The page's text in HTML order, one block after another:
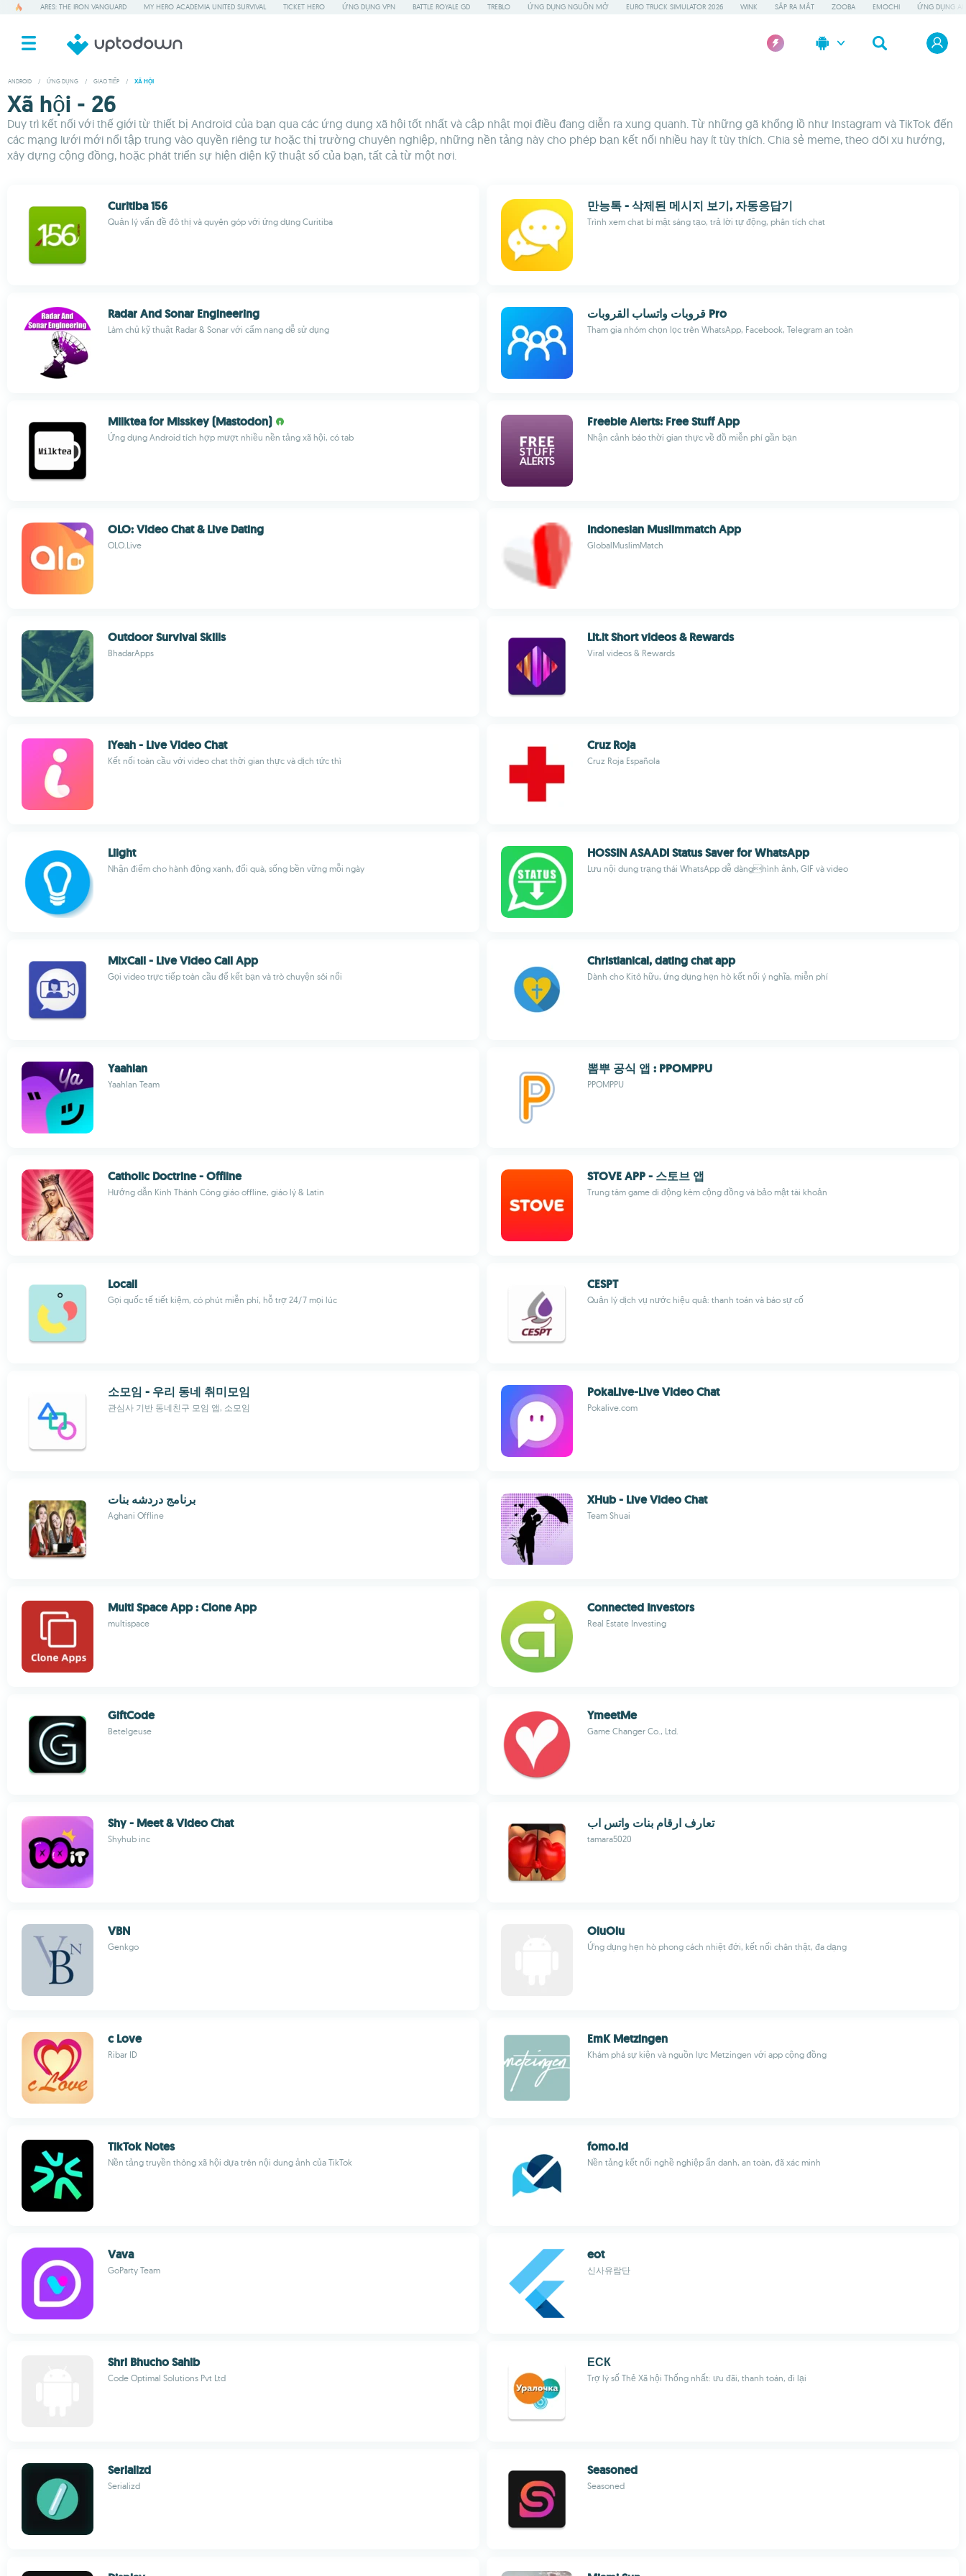
ARES: THE IRON VANGUARD MY HERO ACADEMIA UNITED SURVIVAL TICKET HERO ỨNG DỤNG VPN BATTLE ROYALE GD TREBLO ỨNG DỤNG NGUỒN MỞ EURO TRUCK SIMULATOR 2026 WINK SẮP RA MẮT ZOOBA EMOCHI ỨNG DỤNG AI
ANDROID / ỨNG DỤNG / GIAO TIẾP / XÃ HỘI
Xã hội - 26
Duy trì kết nối với thế giới từ thiết bị Android của bạn qua các ứng dụng xã hội tốt nhất và cập nhật mọi điều đang diễn ra xung quanh. Từ những gã khổng lồ như Instagram và TikTok đến
các mạng lưới mới nổi tập trung vào quyền riêng tư hoặc thị trường chuyên nghiệp, những nền tảng này cho phép bạn kết nối nhiều hay ít tùy thích. Chia sẻ meme, theo dõi xu hướng,
xây dựng cộng đồng, hoặc phát triển sự hiện diện kỹ thuật số của bạn, tất cả từ một nơi.
Curitiba 156
Quản lý vấn đề đô thị và quyên góp với ứng dụng Curitiba
만능톡 - 삭제된 메시지 보기, 자동응답기
Trình xem chat bí mật sáng tạo, trả lời tự động, phân tích chat
Radar And Sonar Engineering
Làm chủ kỹ thuật Radar & Sonar với cẩm nang dễ sử dụng
قروبات واتساب القروبات Pro
Tham gia nhóm chọn lọc trên WhatsApp, Facebook, Telegram an toàn
Milktea for Misskey (Mastodon)
Ứng dụng Android tích hợp mượt nhiều nền tảng xã hội, có tab
Freebie Alerts: Free Stuff App
Nhận cảnh báo thời gian thực về đồ miễn phí gần bạn
OLO: Video Chat & Live Dating
OLO.Live
Indonesian Muslimmatch App
GlobalMuslimMatch
Outdoor Survival Skills
BhadarApps
Lit.it Short videos & Rewards
Viral videos & Rewards
iYeah - Live Video Chat
Kết nối toàn cầu với video chat thời gian thực và dịch tức thì
Cruz Roja
Cruz Roja Española
Liight
Nhận điểm cho hành động xanh, đổi quà, sống bền vững mỗi ngày
HOSSIN ASAADI Status Saver for WhatsApp
Lưu nội dung trạng thái WhatsApp dễ dànghình ảnh, GIF và video
MixCall - Live Video Call App
Gọi video trực tiếp toàn cầu để kết bạn và trò chuyện sôi nổi
Christianical, dating chat app
Dành cho Kitô hữu, ứng dụng hẹn hò kết nối ý nghĩa, miễn phí
Yaahlan
Yaahlan Team
뽐뿌 공식 앱 : PPOMPPU
PPOMPPU
Catholic Doctrine - Offline
Hướng dẫn Kinh Thánh Công giáo offline, giáo lý & Latin
STOVE APP - 스토브 앱
Trung tâm game di động kèm cộng đồng và bảo mật tài khoản
Locall
Gọi quốc tế tiết kiệm, có phút miễn phí, hỗ trợ 24/7 mọi lúc
CESPT
Quản lý dịch vụ nước hiệu quả: thanh toán và báo sự cố
소모임 - 우리 동네 취미모임
관심사 기반 동네친구 모임 앱, 소모임
PokaLive-Live Video Chat
Pokalive.com
برنامج دردشه بنات
Aghani Offline
XHub - Live Video Chat
Team Shuai
Multi Space App : Clone App
multispace
Connected Investors
Real Estate Investing
GiftCode
Betelgeuse
YmeetMe
Game Changer Co., Ltd.
Shy - Meet & Video Chat
Shyhub inc
تعارف ارقام بنات واتس اب
tamara5020
VBN
Genkgo
OluOlu
Ứng dụng hẹn hò phong cách nhiệt đới, kết nối chân thật, đa dạng
c Love
Ribar ID
EmK Metzingen
Khám phá sự kiện và nguồn lực Metzingen với app cộng đồng
TikTok Notes
Nền tảng truyền thông xã hội dựa trên nội dung ảnh của TikTok
fomo.id
Nền tảng kết nối nghề nghiệp ẩn danh, an toàn, đã xác minh
Vava
GoParty Team
eot
신사유람단
Shri Bhucho Sahib
Code Optimal Solutions Pvt Ltd
ЕСК
Trợ lý số Thẻ Xã hội Thống nhất: ưu đãi, thanh toán, đi lại
Serializd
Serializd
Seasoned
Seasoned